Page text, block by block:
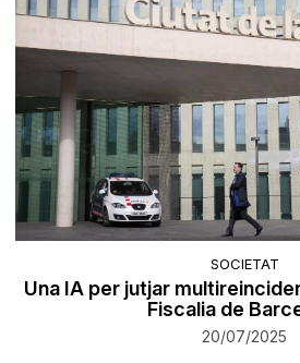
SOCIETAT
Una IA per jutjar
Fiscalia de
20/07/2025